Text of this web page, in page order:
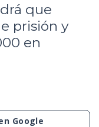
que
prisión y
en
Google